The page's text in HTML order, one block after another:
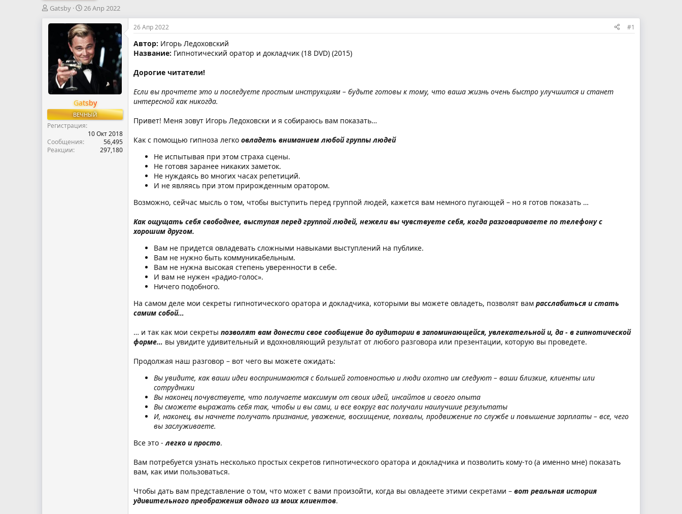
А
т
м
ы
Gatsby
Д
т
а
н
а
ч
а
л
26 Апр 2022
Gatsby
ВЕЧНЫЙ
Регистрация
10 Окт 2018
Сообщения
56,495
Реакции
297,180
26 Апр 2022 #1
Автор: Игорь Ледоховский
Название: Гипнотический оратор и докладчик (18 DVD) (2015)
Дорогие читатели!
Если вы прочтете это и последуете простым инструкциям – будьте готовы к тому, что ваша жизнь очень быстро улучшится и станет
интересной как никогда.
Привет! Меня зовут Игорь Ледоховски и я собираюсь вам показать…
Как с помощью гипноза легко овладеть вниманием любой группы людей
Не испытывая при этом страха сцены.
Не готовя заранее никаких заметок.
Не нуждаясь во многих часах репетиций.
И не являясь при этом прирожденным оратором.
Возможно, сейчас мысль о том, чтобы выступить перед группой людей, кажется вам немного пугающей – но я готов показать …
Как ощущать себя свободнее, выступая перед группой людей, нежели вы чувствуете себя, когда разговариваете по телефону с
хорошим другом.
Вам не придется овладевать сложными навыками выступлений на публике.
Вам не нужно быть коммуникабельным.
Вам не нужна высокая степень уверенности в себе.
И вам не нужен «радио-голос».
Ничего подобного.
На самом деле мои секреты гипнотического оратора и докладчика, которыми вы можете овладеть, позволят вам расслабиться и стать
самим собой…
… и так как мои секреты позволят вам донести свое сообщение до аудитории в запоминающейся, увлекательной и, да - в гипнотической
форме… вы увидите удивительный и вдохновляющий результат от любого разговора или презентации, которую вы проведете.
Продолжая наш разговор – вот чего вы можете ожидать:
Вы увидите, как ваши идеи воспринимаются с большей готовностью и люди охотно им следуют – ваши близкие, клиенты или
сотрудники
Вы наконец почувствуете, что получаете максимум от своих идей, инсайтов и своего опыта
Вы сможете выражать себя так, чтобы и вы сами, и все вокруг вас получали наилучшие результаты
И, наконец, вы начнете получать признание, уважение, восхищение, похвалы, продвижение по службе и повышение зарплаты – все, чего
вы заслуживаете.
Все это -легко и просто.
Вам потребуется узнать несколько простых секретов гипнотического оратора и докладчика и позволить кому-то (а именно мне) показать
вам, как ими пользоваться.
Чтобы дать вам представление о том, что может с вами произойти, когда вы овладеете этими секретами – вот реальная история
удивительного преображения одного из моих клиентов.